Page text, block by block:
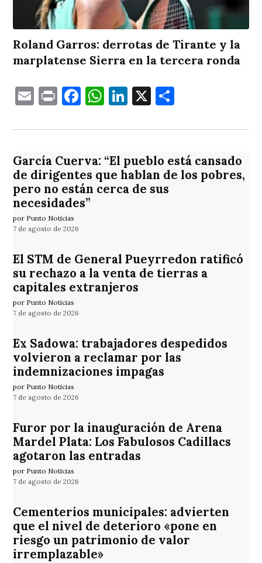
Roland Garros: derrotas de Tirante y la
marplatense Sierra en la tercera ronda
EmailPrintFacebook
WhatsApp
LinkedIn
X
García Cuerva: “El pueblo está cansado
de dirigentes que hablan de los pobres,
pero no están cerca de sus
necesidades”
por Punto Noticias
7 de agosto de 2026
El STM de General Pueyrredon ratificó
su rechazo a la venta de tierras a
capitales extranjeros
por Punto Noticias
7 de agosto de 2026
Ex Sadowa: trabajadores despedidos
volvieron a reclamar por las
indemnizaciones impagas
por Punto Noticias
7 de agosto de 2026
Furor por la inauguración de Arena
Mardel Plata: Los Fabulosos Cadillacs
agotaron las entradas
por Punto Noticias
7 de agosto de 2026
Cementerios municipales: advierten
que el nivel de deterioro «pone en
riesgo un patrimonio de valor
irremplazable»